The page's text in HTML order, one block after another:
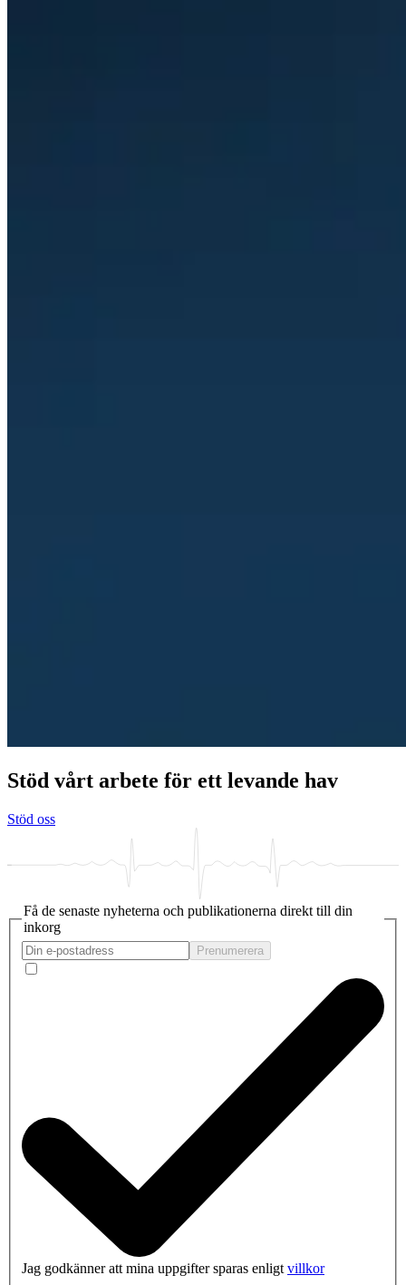
Stöd vårt arbete för ett levande hav
Stöd oss
Få de senaste nyheterna och publikationerna direkt till din
inkorg
Prenumerera
Jag godkänner att mina uppgifter sparas enligtvillkor